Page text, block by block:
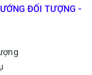
ĐỐI TƯỢNG -